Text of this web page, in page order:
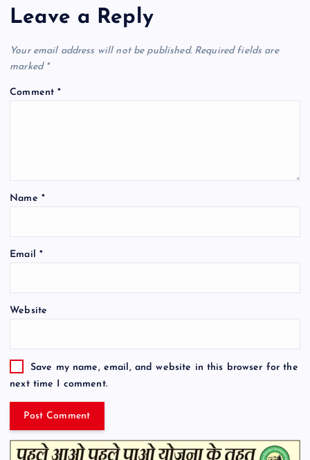
Leave a Reply
Your email address will not be published. Required fields are
marked *
Comment*
Name *
Email *
Website
Save my name, email, and website in this browser for the
next time I comment.